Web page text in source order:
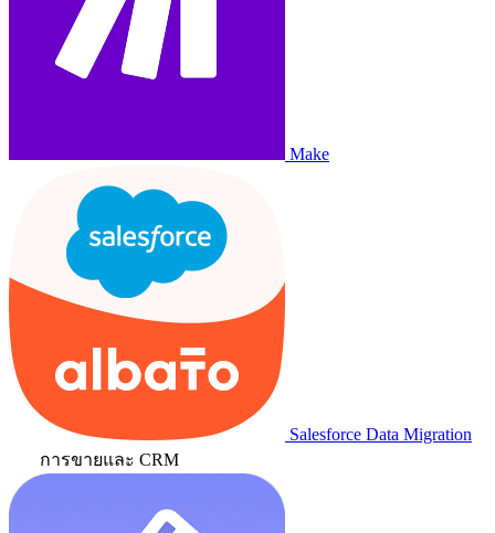
Make
Salesforce Data Migration
การขายและ CRM